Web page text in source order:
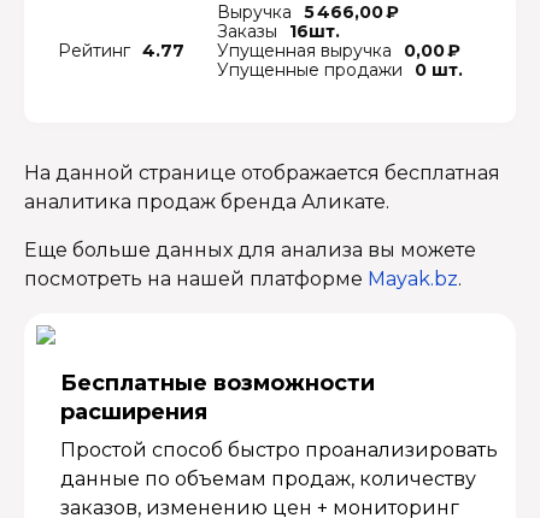
Рейтинг 4.77
Выручка
5 466,00 ₽
Заказы
16шт.
Упущенная выручка
0,00 ₽
Упущенные продажи
0 шт.
На данной странице отображается бесплатная
аналитика продаж бренда Аликате.
Еще больше данных для анализа вы можете
посмотреть на нашей платформе Mayak.bz.
Бесплатные возмож­ности
расширения
Простой способ быстро проанализировать
данные по объемам продаж, количеству
заказов, изменению цен + мониторинг